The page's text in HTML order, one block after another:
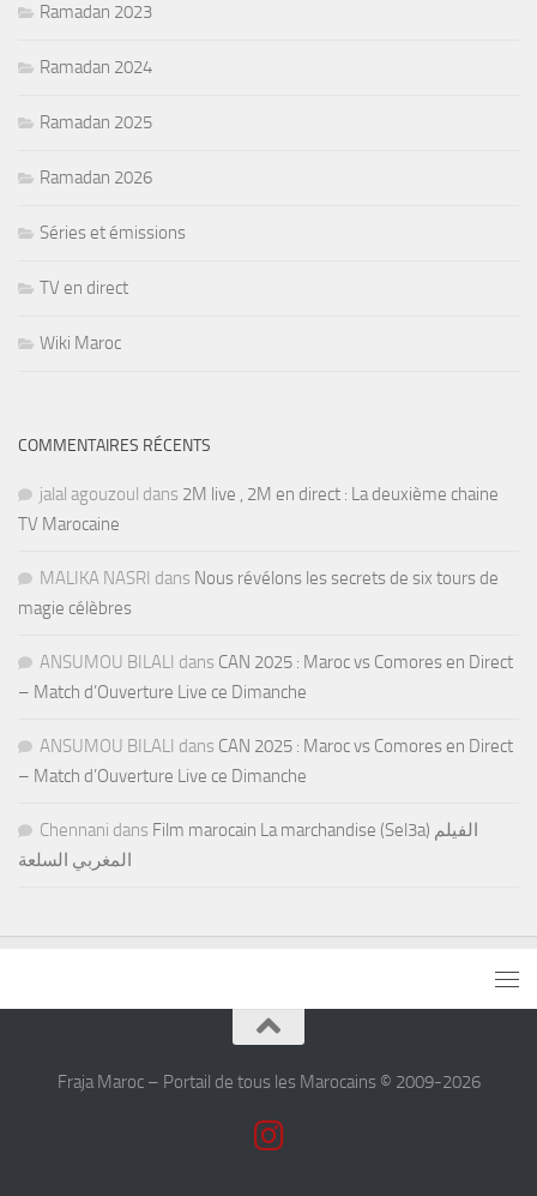
Ramadan 2023
Ramadan 2024
Ramadan 2025
Ramadan 2026
Séries et émissions
TV en direct
Wiki Maroc
COMMENTAIRES RÉCENTS
jalal agouzoul dans 2M live , 2M en direct : La deuxième chaine
TV Marocaine
MALIKA NASRI dans Nous révélons les secrets de six tours de
magie célèbres
ANSUMOU BILALI dans CAN 2025 : Maroc vs Comores en Direct
– Match d’Ouverture Live ce Dimanche
ANSUMOU BILALI dans CAN 2025 : Maroc vs Comores en Direct
– Match d’Ouverture Live ce Dimanche
Chennani dans Film marocain La marchandise (Sel3a) الفيلم
المغربي السلعة
Fraja Maroc – Portail de tous les Marocains © 2009-2026